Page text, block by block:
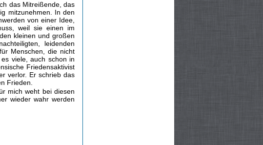
das Mitreißende, das
mitzunehmen. In den
von einer Idee,
weil sie einen im
kleinen und großen
leidenden
Menschen, die nicht
viele, auch schon in
Friedensaktivist
verlor. Er schrieb das
Frieden.
mich weht bei diesen
wieder wahr werden